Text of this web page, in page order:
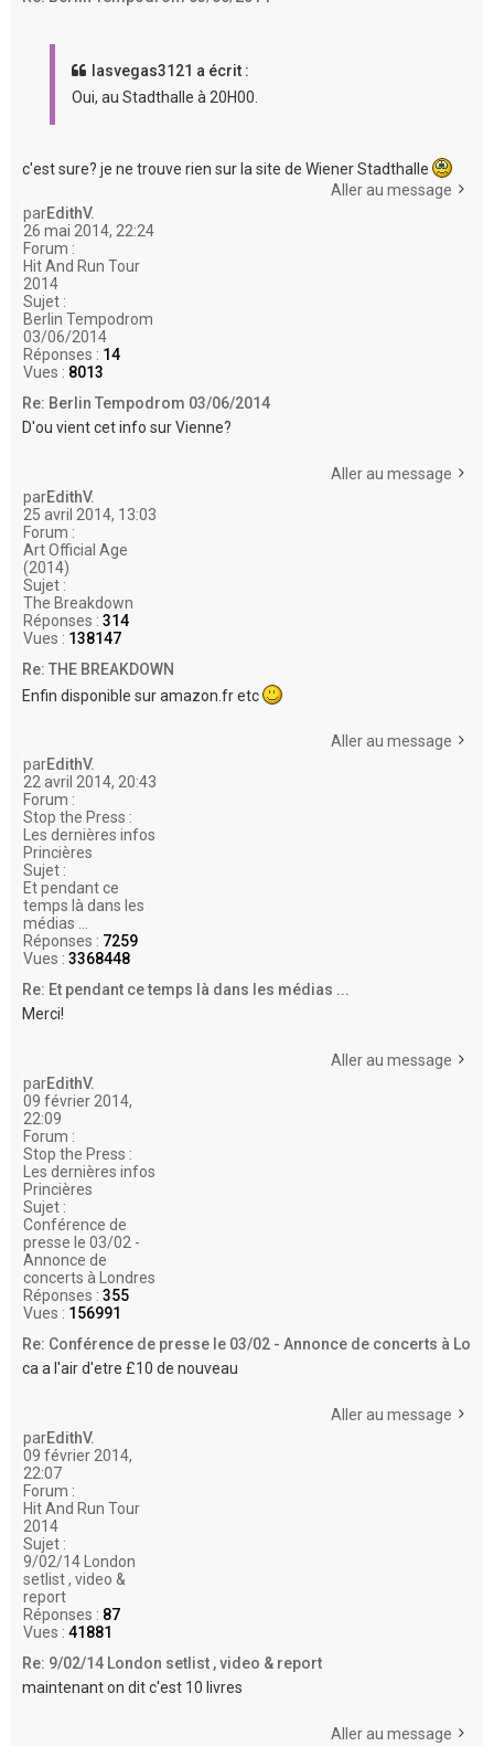
lasvegas3121 a écrit :
Oui, au Stadthalle à 20H00.
c'est sure? je ne trouve rien sur la site de Wiener Stadthalle
Aller au message
parEdithV.
26 mai 2014, 22:24
Forum :
Hit And Run Tour
2014
Sujet :
Berlin Tempodrom
03/06/2014
Réponses : 14
Vues : 8013
Re: Berlin Tempodrom 03/06/2014
D'ou vient cet info sur Vienne?
Aller au message
parEdithV.
25 avril 2014, 13:03
Forum :
Art Official Age
(2014)
Sujet :
The Breakdown
Réponses : 314
Vues : 138147
Re: THE BREAKDOWN
Enfin disponible sur amazon.fr etc
Aller au message
parEdithV.
22 avril 2014, 20:43
Forum :
Stop the Press :
Les dernières infos
Princières
Sujet :
Et pendant ce
temps là dans les
médias ...
Réponses : 7259
Vues : 3368448
Re: Et pendant ce temps là dans les médias ...
Merci!
Aller au message
parEdithV.
09 février 2014,
22:09
Forum :
Stop the Press :
Les dernières infos
Princières
Sujet :
Conférence de
presse le 03/02 -
Annonce de
concerts à Londres
Réponses : 355
Vues : 156991
Re: Conférence de presse le 03/02 - Annonce de concerts à Lo
ca a l'air d'etre £10 de nouveau
Aller au message
parEdithV.
09 février 2014,
22:07
Forum :
Hit And Run Tour
2014
Sujet :
9/02/14 London
setlist , video &
report
Réponses : 87
Vues : 41881
Re: 9/02/14 London setlist , video & report
maintenant on dit c'est 10 livres
Aller au message